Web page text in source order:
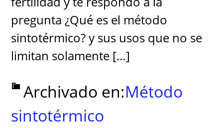
pregunta ¿Qué es el método
sintotérmico? y sus usos que no se
limitan solamente […]
Archivado en:Método
sintotérmico